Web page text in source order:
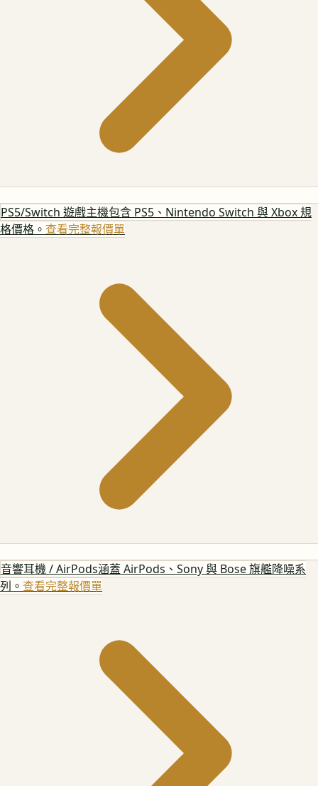
PS5/Switch 遊戲主機包含 PS5、Nintendo Switch 與 Xbox 規
格價格。 查看完整報價單
音響耳機 / AirPods涵蓋 AirPods、Sony 與 Bose 旗艦降噪系
列。 查看完整報價單